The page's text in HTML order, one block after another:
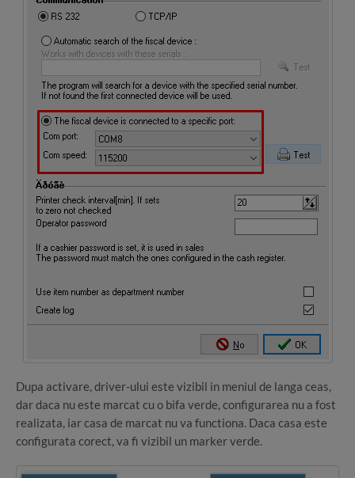
Dupa activare, driver-ului este vizibil in meniul de langa ceas,
dar daca nu este marcat cu o bifa verde, configurarea nu a fost
realizata, iar casa de marcat nu va functiona. Daca casa este
configurata corect, va fi vizibil un marker verde.